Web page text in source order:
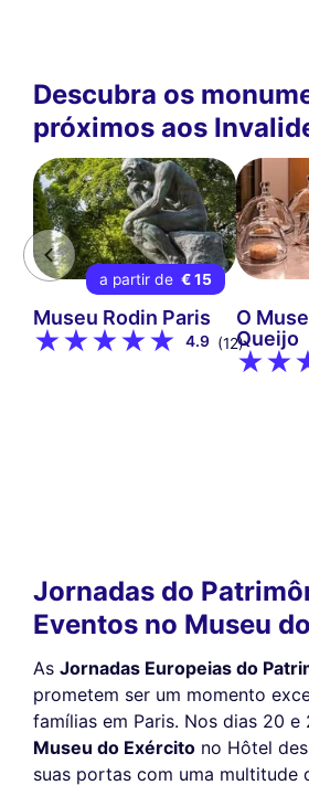
Descubra os
próximos aos
a partir de € 15
Museu Rodin Paris
4.9 (12)
O
Queijo
Jornadas do
Eventos no Museu
As Jornadas Europeias do
prometem ser um momento
famílias em Paris. Nos dias 20 e
Museu do Exército no Hôtel
suas portas com uma multitude